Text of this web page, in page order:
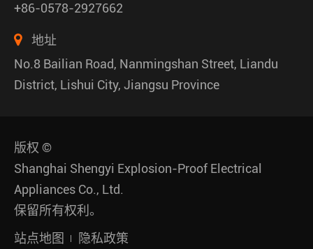
+86-0578-2927662
地址
No.8 Bailian Road, Nanmingshan Street, Liandu
District, Lishui City, Jiangsu Province
版权 ©
Shanghai Shengyi Explosion-Proof Electrical
Appliances Co., Ltd.
保留所有权利。
站点地图
隐私政策